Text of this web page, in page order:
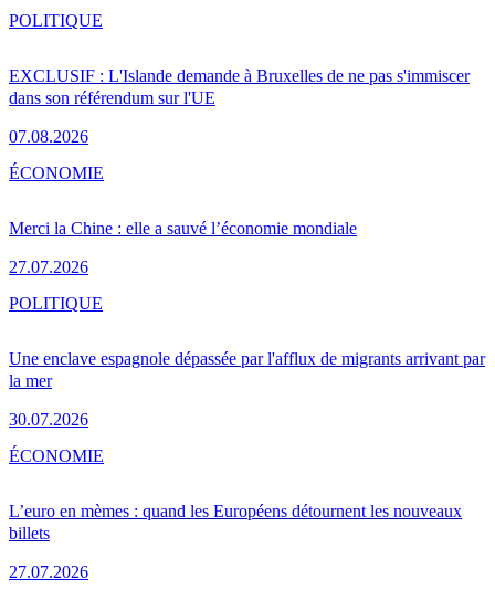
EXCLUSIF : L'Islande demande à Bruxelles de ne pas s'immiscer
dans son référendum sur l'UE
07.08.2026
POLITIQUE
Merci la Chine : elle a sauvé l’économie mondiale
27.07.2026
ÉCONOMIE
Une enclave espagnole dépassée par l'afflux de migrants arrivant par
la mer
30.07.2026
POLITIQUE
L’euro en mèmes : quand les Européens détournent les nouveaux
billets
27.07.2026
ÉCONOMIE